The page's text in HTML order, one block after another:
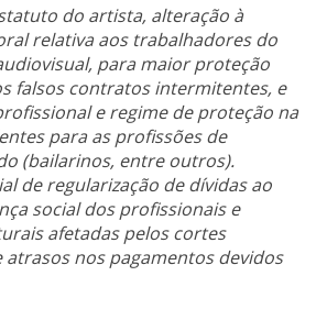
do artista, alteração à
relativa aos trabalhadores do
para maior proteção
falsos contratos intermitentes, e
e regime de proteção na
para as profissões de
(bailarinos, entre outros).
de regularização de dívidas ao
social dos profissionais e
afetadas pelos cortes
atrasos nos pagamentos devidos